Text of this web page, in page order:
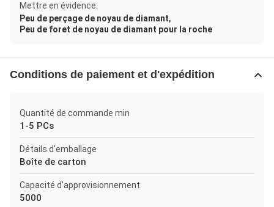
Mettre en évidence:
Peu de perçage de noyau de diamant,
Peu de foret de noyau de diamant pour la roche
Conditions de paiement et d'expédition
Quantité de commande min
1-5 PCs
Détails d'emballage
Boîte de carton
Capacité d'approvisionnement
5000